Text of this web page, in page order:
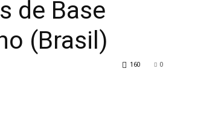
de Base
(Brasil)
0
160